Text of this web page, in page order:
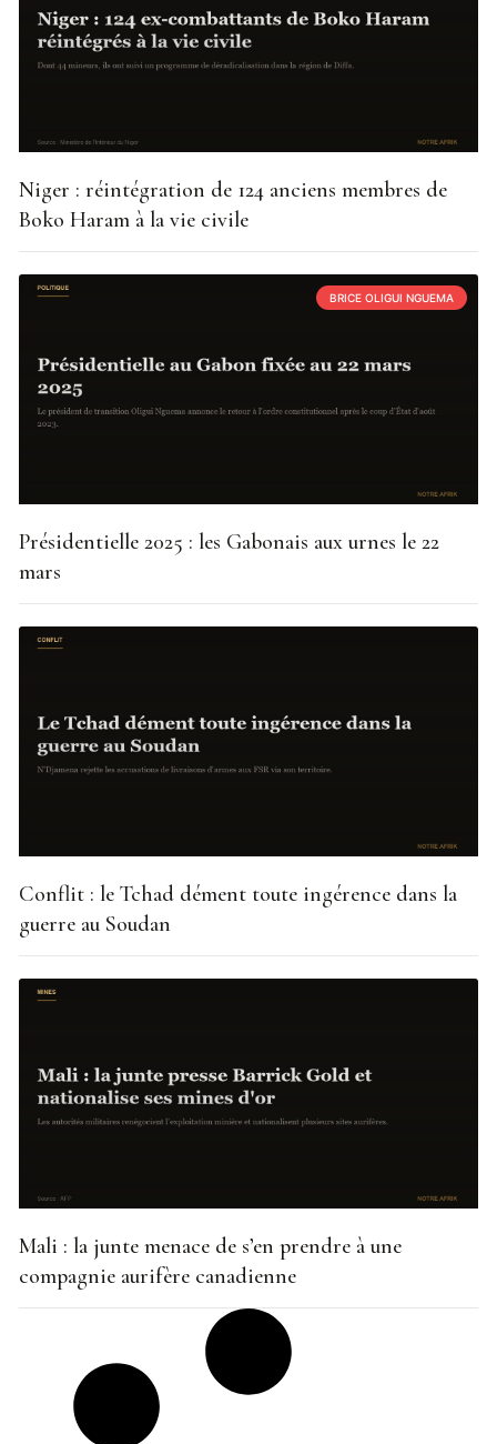
Niger : réintégration de 124 anciens membres de
Boko Haram à la vie civile
BRICE OLIGUI NGUEMA
Présidentielle 2025 : les Gabonais aux urnes le 22
mars
Conflit : le Tchad dément toute ingérence dans la
guerre au Soudan
Mali : la junte menace de s’en prendre à une
compagnie aurifère canadienne